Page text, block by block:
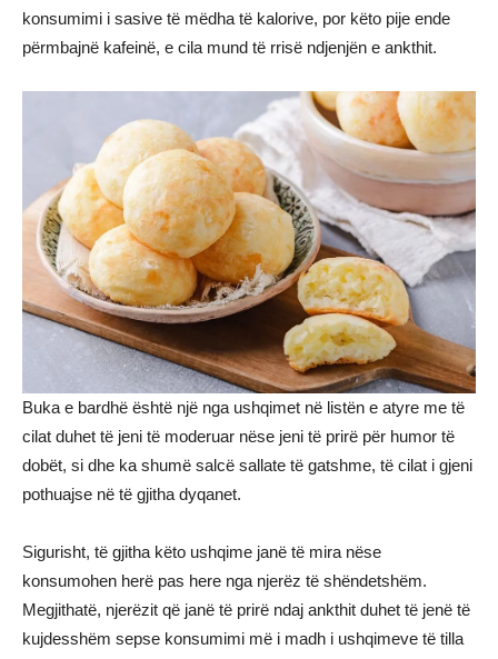
konsumimi i sasive të mëdha të kalorive, por këto pije ende
përmbajnë kafeinë, e cila mund të rrisë ndjenjën e ankthit.
Buka e bardhë është një nga ushqimet në listën e atyre me të
cilat duhet të jeni të moderuar nëse jeni të prirë për humor të
dobët, si dhe ka shumë salcë sallate të gatshme, të cilat i gjeni
pothuajse në të gjitha dyqanet.
Sigurisht, të gjitha këto ushqime janë të mira nëse
konsumohen herë pas here nga njerëz të shëndetshëm.
Megjithatë, njerëzit që janë të prirë ndaj ankthit duhet të jenë të
kujdesshëm sepse konsumimi më i madh i ushqimeve të tilla